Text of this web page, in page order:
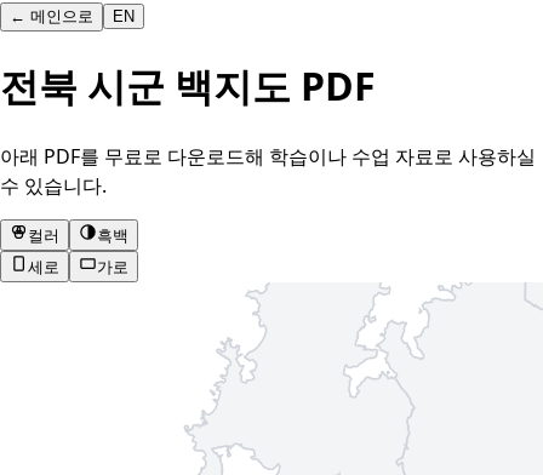
← 메인으로 EN
전북 시군 백지도 PDF
아래 PDF를 무료로 다운로드해 학습이나 수업 자료로 사용하실
수 있습니다.
컬러
흑백
세로
가로